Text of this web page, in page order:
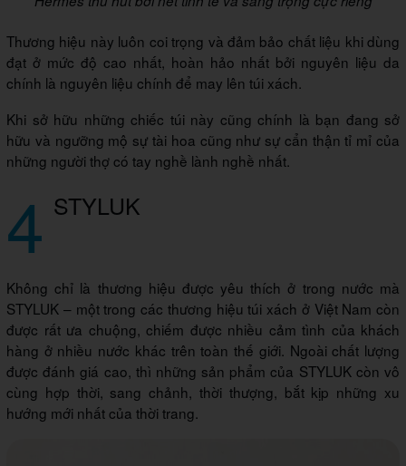
Thương hiệu này luôn coi trọng và đảm bảo chất liệu khi dùng
đạt ở mức độ cao nhất, hoàn hảo nhất bởi nguyên liệu da
chính là nguyên liệu chính để may lên túi xách.
Khi sở hữu những chiếc túi này cũng chính là bạn đang sở
hữu và ngưỡng mộ sự tài hoa cũng như sự cẩn thận tỉ mỉ của
những người thợ có tay nghề lành nghề nhất.
4 STYLUK
Không chỉ là thương hiệu được yêu thích ở trong nước mà
STYLUK – một trong các thương hiệu túi xách ở Việt Nam còn
được rất ưa chuộng, chiếm được nhiều cảm tình của khách
hàng ở nhiều nước khác trên toàn thế giới. Ngoài chất lượng
được đánh giá cao, thì những sản phẩm của STYLUK còn vô
cùng hợp thời, sang chảnh, thời thượng, bắt kịp những xu
hướng mới nhất của thời trang.